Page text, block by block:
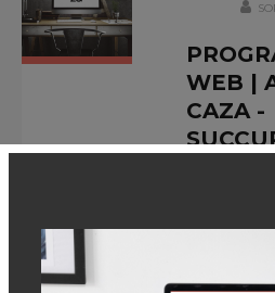
WEB |
CAZA -